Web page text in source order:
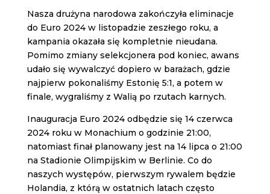
Nasza drużyna narodowa zakończyła eliminacje
do Euro 2024 w listopadzie zeszłego roku, a
kampania okazała się kompletnie nieudana.
Pomimo zmiany selekcjonera pod koniec, awans
udało się wywalczyć dopiero w barażach, gdzie
najpierw pokonaliśmy Estonię 5:1, a potem w
finale, wygraliśmy z Walią po rzutach karnych.
Inauguracja Euro 2024 odbędzie się 14 czerwca
2024 roku w Monachium o godzinie 21:00,
natomiast finał planowany jest na 14 lipca o 21:00
na Stadionie Olimpijskim w Berlinie. Co do
naszych występów, pierwszym rywalem będzie
Holandia, z którą w ostatnich latach często